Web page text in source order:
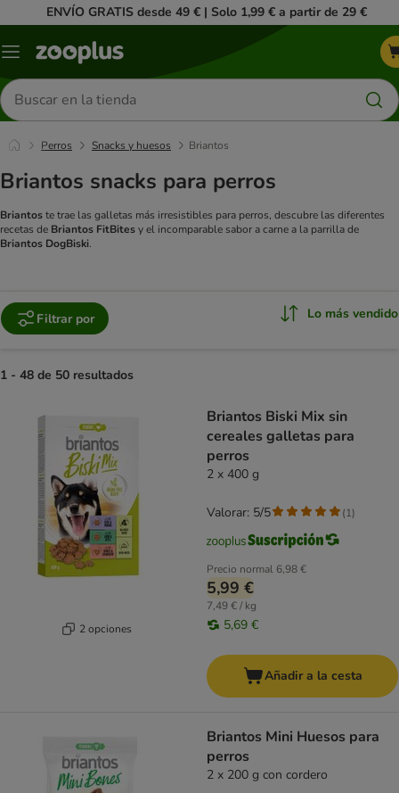
ENVÍO GRATIS desde 49 € | Solo 1,99 € a partir de 29 €
Menú
Buscar
productos
Perros Snacks y huesos Briantos
Briantos snacks para perros
Briantoste trae las galletas más irresistibles para perros, descubre las diferentes
recetas de Briantos FitBitesy el incomparable sabor a carne a la parrilla de
Briantos DogBiski.
Filtrar por Lo más vendido
1 - 48 de 50 resultados
2 opciones
Briantos Biski Mix sin
cereales galletas para
perros
2 x 400 g
Precio normal 6,98 €
5,99 €
7,49 € / kg
5,69 €
Valorar: 5/5 (1)
Añadir a la cesta
Briantos Mini Huesos para
perros
2 x 200 g con cordero